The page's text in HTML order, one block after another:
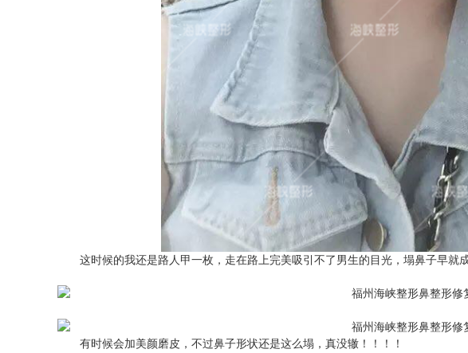
这时候的我还是路人甲一枚，走在路上完美吸引不了男生的目光，塌鼻子早就
有时候会加美颜磨皮，不过鼻子形状还是这么塌，真没辙！！！！